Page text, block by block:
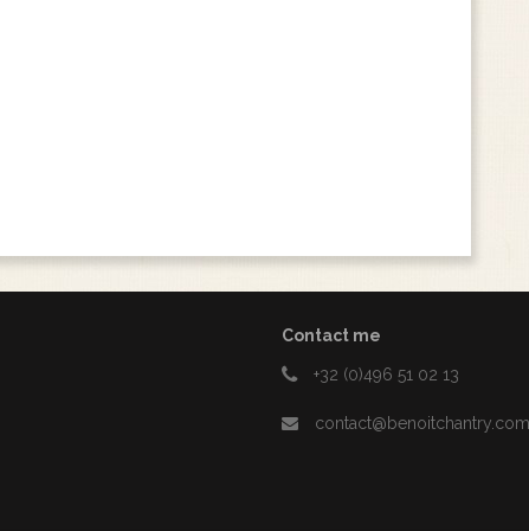
Contact me
+32 (0)496 51 02 13
contact@benoitchantry.com